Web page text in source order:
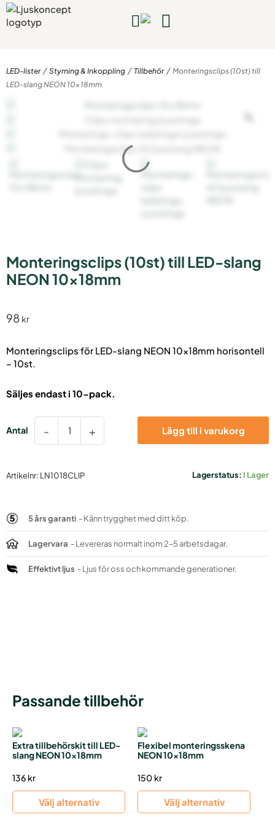
LED-lister / Styrning & Inkoppling / Tillbehör / Monteringsclips (10st) till
LED-slang NEON 10x18mm
Monteringsclips (10st) till LED-slang
NEON 10x18mm
98 kr
Monteringsclips för LED-slang NEON 10x18mm horisontell
– 10st.
Säljes endast i 10-pack.
-
(10st)
slang
mängd
+ Lägg till i varukorg
Lagerstatus: I Lager
Artikelnr: LN1018CLIP
5 års garanti - Känn trygghet med ditt köp.
Lagervara - Levereras normalt inom 2–5 arbetsdagar.
Effektivt ljus - Ljus för oss och kommande generationer.
Passande tillbehör
Extra tillbehörskit till LED-
slang NEON 10x18mm
136 kr
Välj alternativ
Flexibel monteringsskena
NEON 10x18mm
150 kr
Välj alternativ